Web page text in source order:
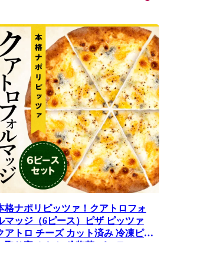
格ナポリピッツァ！クアトロフォ
マッジ（6ピース）ピザ ピッツァ
アトロ チーズ カット済み 冷凍ピザ
取り寄せ おかず 惣菜 パーティー